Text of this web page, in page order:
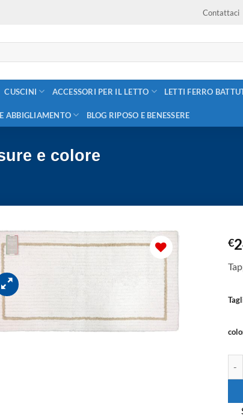
Contattaci
CUSCINI ACCESSORI PER IL LETTO LETTI FERRO
ABBIGLIAMENTO BLOG RIPOSO E BENESSERE
e colore
€